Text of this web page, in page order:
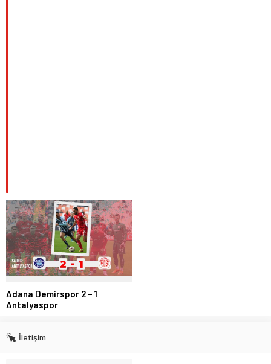
Adana Demirspor 2 – 1
Antalyaspor
İletişim